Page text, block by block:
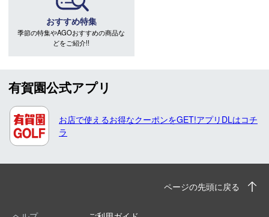
おすすめ特集
季節の特集やAGOおすすめの商品な
どをご紹介!!
有賀園公式アプリ
お店で使えるお得なクーポンをGET!アプリDLはコチ
ラ
ページの先頭に戻る